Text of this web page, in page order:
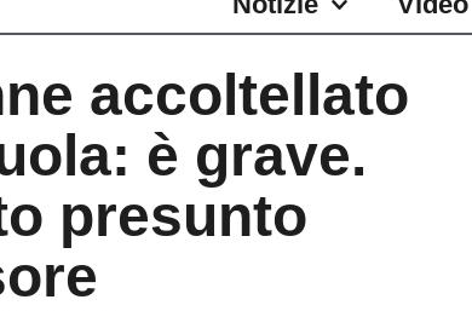
accoltellato
è grave.
presunto